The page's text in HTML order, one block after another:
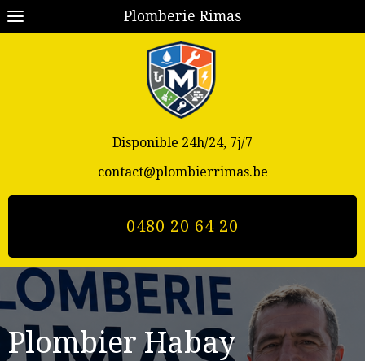
Plomberie Rimas
Disponible 24h/24, 7j/7
contact@plombierrimas.be
0480 20 64 20
Plombier Habay